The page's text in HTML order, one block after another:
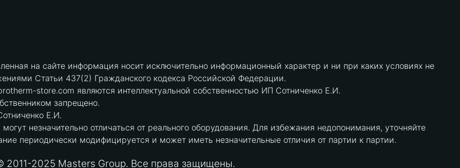
на сайте информация носит исключительно информационный характер и ни при каких условиях не
Статьи 437(2) Гражданского кодекса Российской Федерации.
store.com являются интеллектуальной собственностью ИП Сотниченко Е.И.
запрещено.
Е.И.
незначительно отличаться от реального оборудования. Для избежания недопонимания, уточняйте
периодически модифицируется и может иметь незначительные отличия от партии к партии.
2011-2025 Masters Group. Все права защищены.